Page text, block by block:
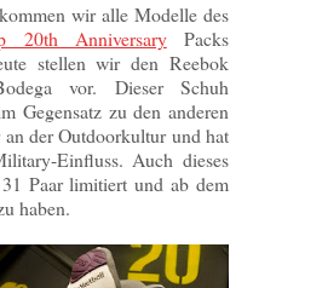
wir alle Modelle des
20th AnniversaryPacks
stellen wir den Reebok
vor. Dieser Schuh
Gegensatz zu den anderen
der Outdoorkultur und hat
Einfluss. Auch dieses
Paar limitiert und ab dem
haben.